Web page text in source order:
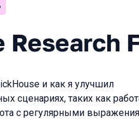
Fork
Research
и как я улучшил
сценариях, таких как
с регулярными